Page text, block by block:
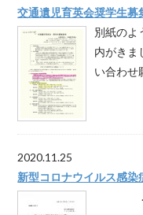
交通遺児育英会奨学生募
別紙のよ
内がきま
い合わせ
2020.11.25
新型コロナウイルス感染